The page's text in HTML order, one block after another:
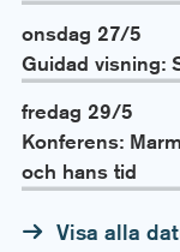
onsdag 27/5
Guidad visning:
fredag 29/5
Konferens:
och hans tid
Visa alla